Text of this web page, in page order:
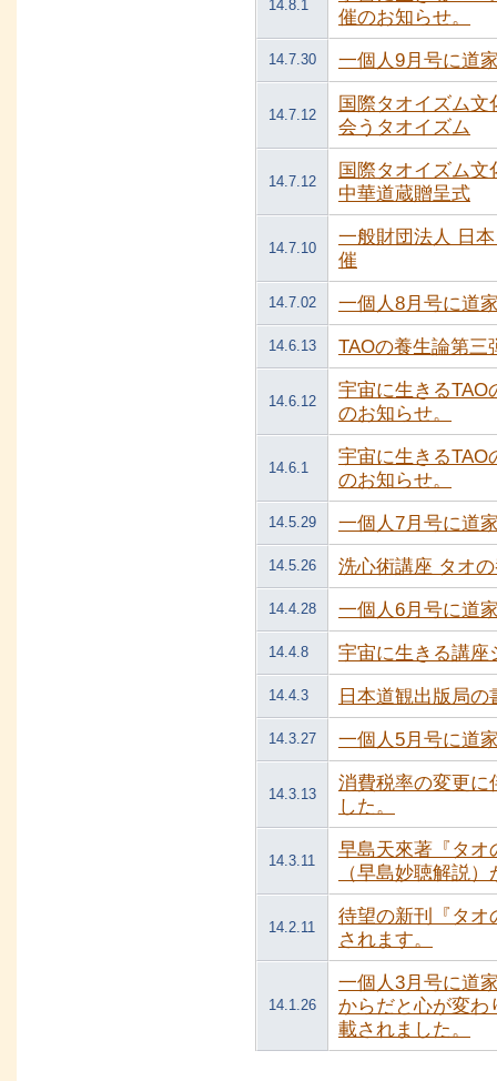
14.8.1
催のお知らせ。
14.7.30 一個人9月号に道
14.7.12
国際タオイズム
会うタオイズム
14.7.12
国際タオイズム
中華道蔵贈呈式
14.7.10
一般財団法人 日
催
14.7.02 一個人8月号に道
14.6.13 TAOの養生論第三
14.6.12
宇宙に生きるTAO
のお知らせ。
14.6.1
宇宙に生きるTAO
のお知らせ。
14.5.29 一個人7月号に道
14.5.26 洗心術講座 タオ
14.4.28 一個人6月号に道
14.4.8 宇宙に生きる講
14.4.3 日本道観出版局
14.3.27 一個人5月号に道
14.3.13
消費税率の変更に
した。
14.3.11
早島天來著『タ
（早島妙聴解説
14.2.11
待望の新刊『タオ
されます。
14.1.26
一個人3月号に道
からだと心が変わ
載されました。